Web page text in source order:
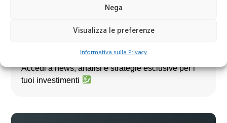
Nega
Visualizza le preferenze
Informativa sulla Privacy
Unisciti al nostro canale Telegram!
Accedi a news, analisi e strategie esclusive per i
tuoi investimenti